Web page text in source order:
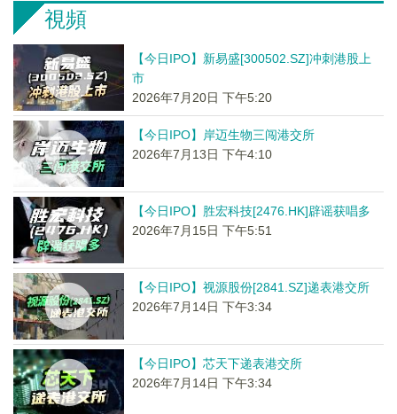
視頻
【今日IPO】新易盛[300502.SZ]冲刺港股上
市
2026年7月20日 下午5:20
【今日IPO】岸迈生物三闯港交所
2026年7月13日 下午4:10
【今日IPO】胜宏科技[2476.HK]辟谣获唱多
2026年7月15日 下午5:51
【今日IPO】视源股份[2841.SZ]递表港交所
2026年7月14日 下午3:34
【今日IPO】芯天下递表港交所
2026年7月14日 下午3:34